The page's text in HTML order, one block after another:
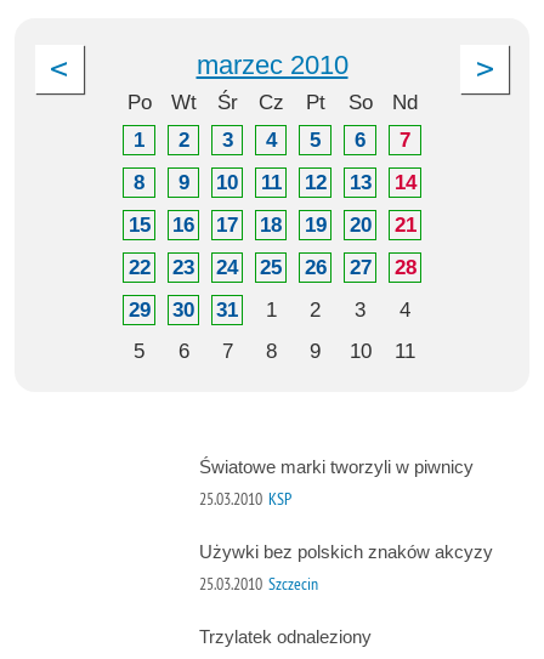
marzec 2010
Po Wt Śr Cz Pt So
Nd
1
2 3 4 5 6
7
8
9 10 11 12 13
14
15
16 17 18 19 20
21
22
23 24 25 26 27
28
29
30 31 1 2 3
4
5
6 7 8 9 10 11
Światowe marki tworzyli w piwnicy
25.03.2010 KSP
Używki bez polskich znaków akcyzy
25.03.2010 Szczecin
Trzylatek odnaleziony